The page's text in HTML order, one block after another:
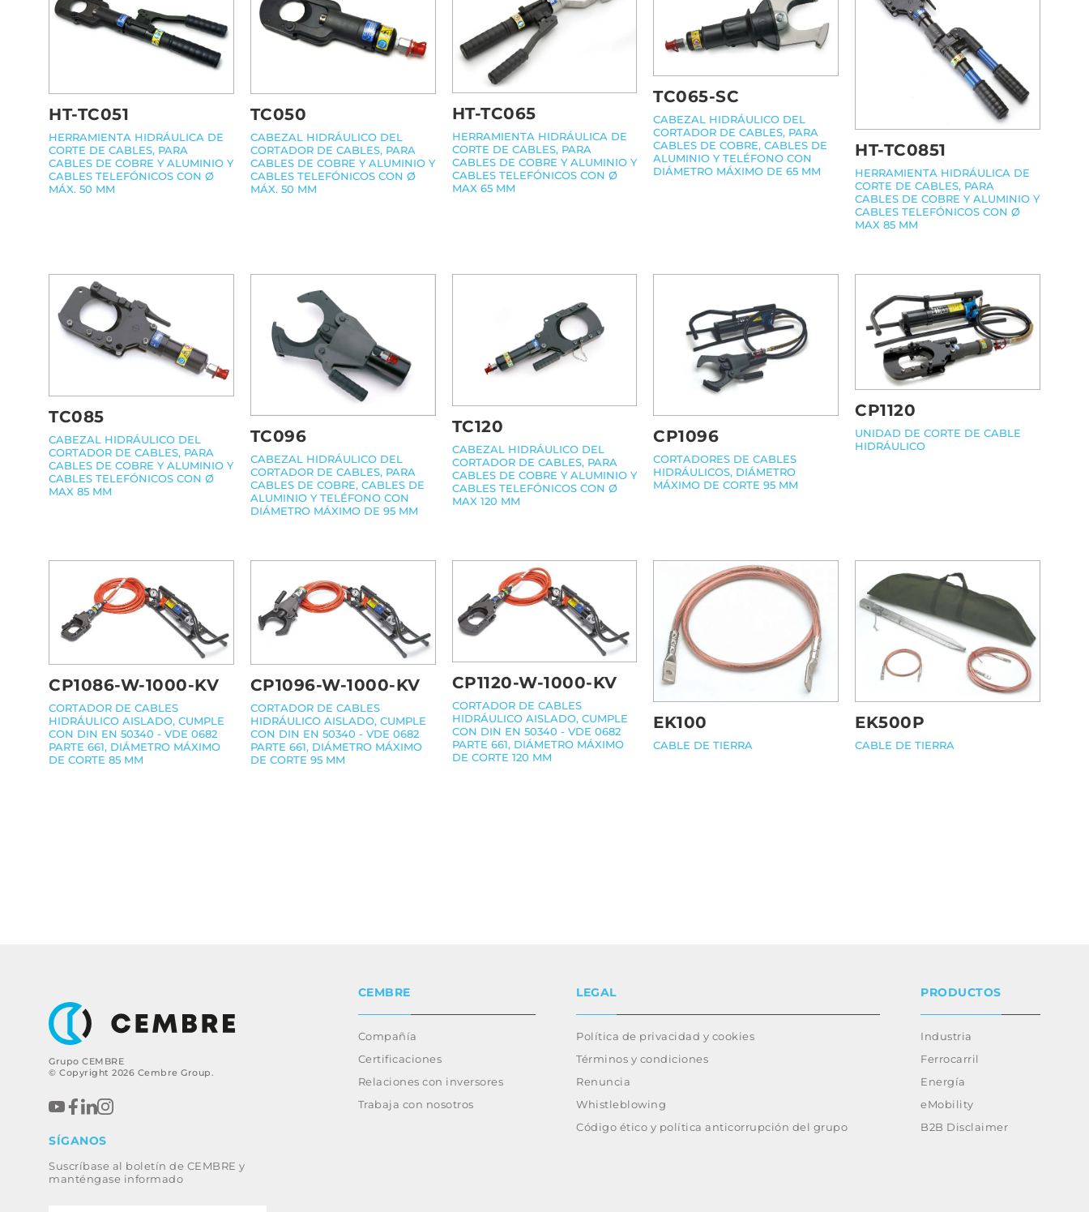
HT-TC051
HERRAMIENTA HIDRÁULICA DE
CORTE DE CABLES, PARA
CABLES DE COBRE Y ALUMINIO Y
CABLES TELEFÓNICOS CON Ø
MÁX. 50 MM
TC050
CABEZAL HIDRÁULICO DEL
CORTADOR DE CABLES, PARA
CABLES DE COBRE Y ALUMINIO Y
CABLES TELEFÓNICOS CON Ø
MÁX. 50 MM
HT-TC065
HERRAMIENTA HIDRÁULICA DE
CORTE DE CABLES, PARA
CABLES DE COBRE Y ALUMINIO Y
CABLES TELEFÓNICOS CON Ø
MAX 65 MM
TC065-SC
CABEZAL HIDRÁULICO DEL
CORTADOR DE CABLES, PARA
CABLES DE COBRE, CABLES DE
ALUMINIO Y TELÉFONO CON
DIÁMETRO MÁXIMO DE 65 MM
HT-TC0851
HERRAMIENTA HIDRÁULICA DE
CORTE DE CABLES, PARA
CABLES DE COBRE Y ALUMINIO Y
CABLES TELEFÓNICOS CON Ø
MAX 85 MM
TC085
CABEZAL HIDRÁULICO DEL
CORTADOR DE CABLES, PARA
CABLES DE COBRE Y ALUMINIO Y
CABLES TELEFÓNICOS CON Ø
MAX 85 MM
TC096
CABEZAL HIDRÁULICO DEL
CORTADOR DE CABLES, PARA
CABLES DE COBRE, CABLES DE
ALUMINIO Y TELÉFONO CON
DIÁMETRO MÁXIMO DE 95 MM
TC120
CABEZAL HIDRÁULICO DEL
CORTADOR DE CABLES, PARA
CABLES DE COBRE Y ALUMINIO Y
CABLES TELEFÓNICOS CON Ø
MAX 120 MM
CP1096
CORTADORES DE CABLES
HIDRÁULICOS, DIÁMETRO
MÁXIMO DE CORTE 95 MM
CP1120
UNIDAD DE CORTE DE CABLE
HIDRÁULICO
CP1086-W-1000-KV
CORTADOR DE CABLES
HIDRÁULICO AISLADO, CUMPLE
CON DIN EN 50340 - VDE 0682
PARTE 661, DIÁMETRO MÁXIMO
DE CORTE 85 MM
CP1096-W-1000-KV
CORTADOR DE CABLES
HIDRÁULICO AISLADO, CUMPLE
CON DIN EN 50340 - VDE 0682
PARTE 661, DIÁMETRO MÁXIMO
DE CORTE 95 MM
CP1120-W-1000-KV
CORTADOR DE CABLES
HIDRÁULICO AISLADO, CUMPLE
CON DIN EN 50340 - VDE 0682
PARTE 661, DIÁMETRO MÁXIMO
DE CORTE 120 MM
EK100
CABLE DE TIERRA
EK500P
CABLE DE TIERRA
Grupo CEMBRE
© Copyright 2026 Cembre Group.
CEMBRE
Compañía
Certificaciones
Relaciones con inversores
Trabaja con nosotros
LEGAL
Política de privacidad y cookies
Términos y condiciones
Renuncia
Whistleblowing
Código ético y política anticorrupción del grupo
PRODUCTOS
Industria
Ferrocarril
Energía
eMobility
B2B Disclaimer
SÍGANOS
Suscríbase al boletín de CEMBRE y
manténgase informado